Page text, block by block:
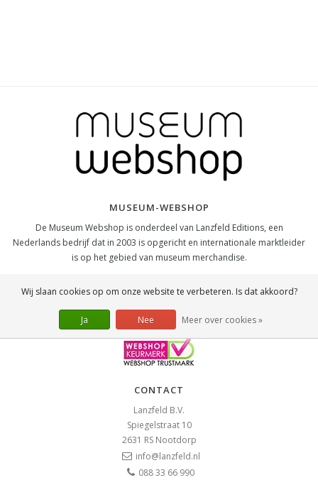
MUSEUM-WEBSHOP
De Museum Webshop is onderdeel van Lanzfeld Editions, een
Nederlands bedrijf dat in 2003 is opgericht en internationale marktleider
is op het gebied van museum merchandise.
SOCIAL
CONTACT
Lanzfeld B.V.
Spiegelstraat 10
2631 RS Nootdorp
info@lanzfeld.nl
088 33 66 990
Wij slaan cookies op om onze website te verbeteren. Is dat akkoord?
Ja Nee Meer over cookies »